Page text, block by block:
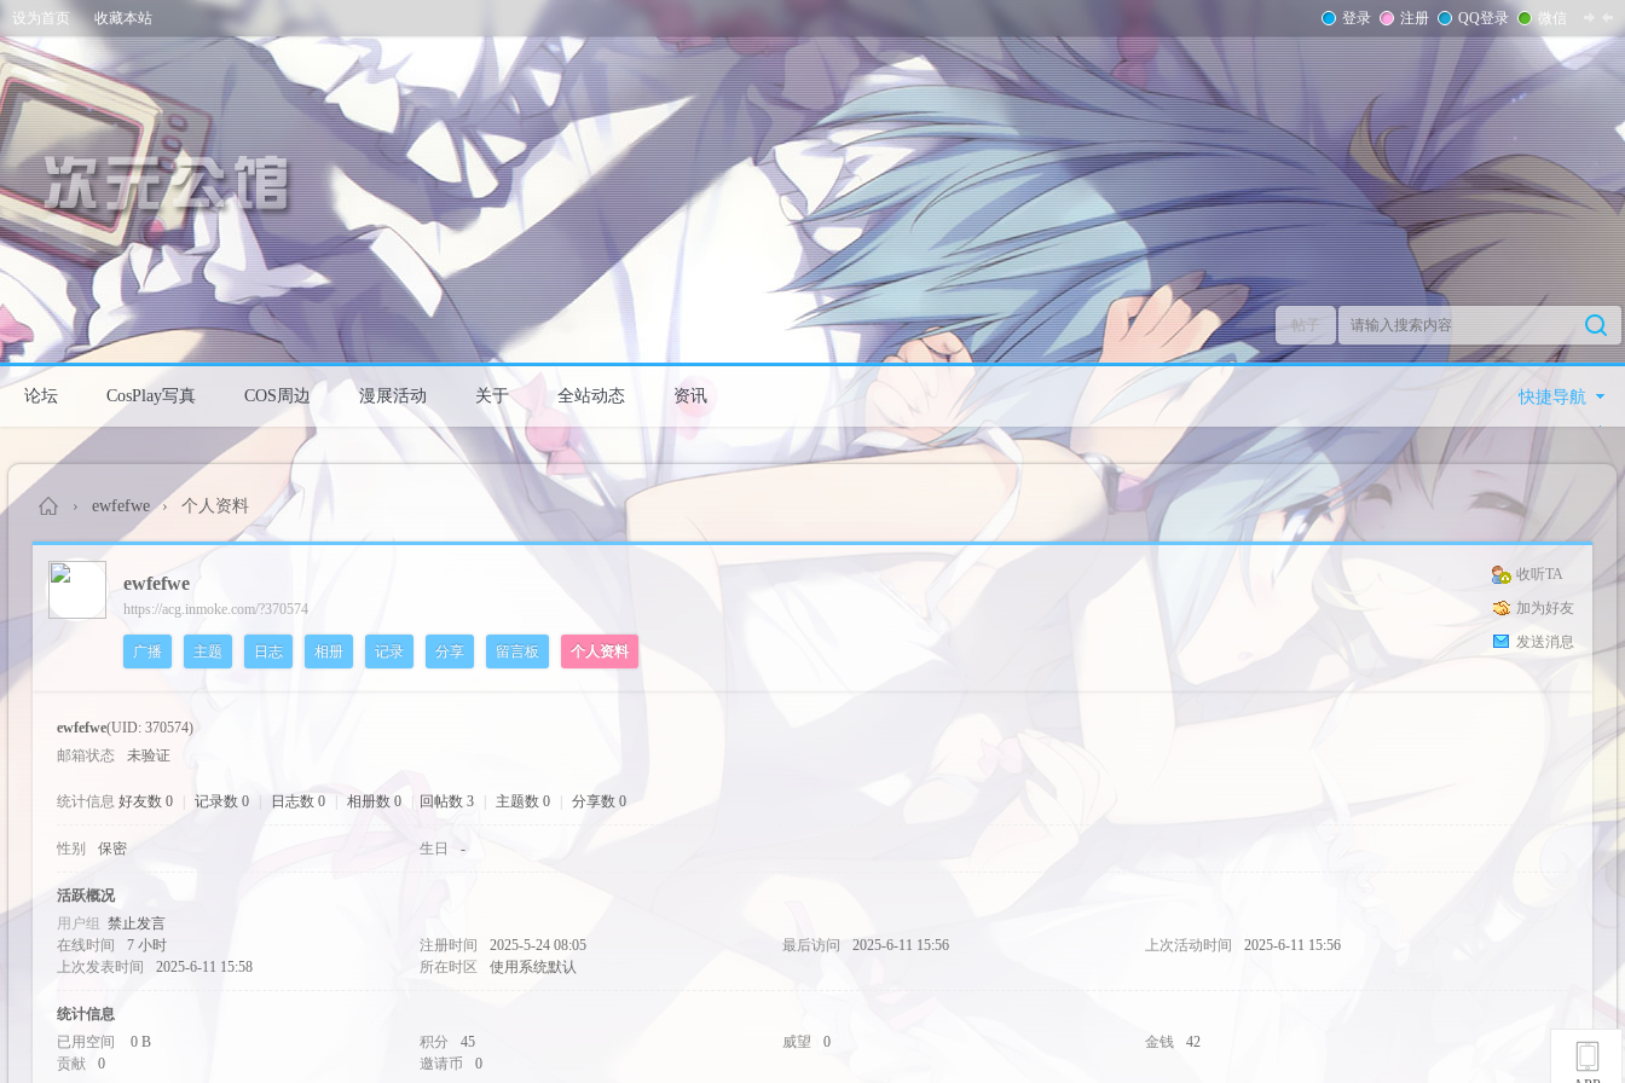
设为首页 收藏本站 登录 注册 QQ登录 微信
帖子
快捷导航
论坛 CosPlay写真 COS周边 漫展活动 关于 全站动态 资讯
cos
pal
› ewfefwe › 个人资料
收听TA
加为好友
发送消息
ewfefwe
https://acg.inmoke.com/?370574
广播 主题 日志 相册 记录 分享 留言板 个人资料
ewfefwe(UID: 370574)
邮箱状态
未验证
统计信息 好友数 0 记录数 0 日志数 0 相册数 0 回帖数 3 主题数 0 分享数 0
性别 保密 生日 -
活跃概况
用户组 禁止发言
在线时间
7 小时 注册时间 2025-5-24 08:05 最后访问 2025-6-11 15:56 上次活动时间
2025-6-11 15:56
上次发表时间
2025-6-11 15:58 所在时区 使用系统默认
统计信息
已用空间
0 B 积分 45 威望 0 金钱
42
贡献
0 邀请币
0